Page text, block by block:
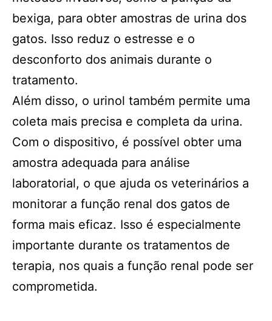
bexiga, para obter amostras de urina dos
gatos. Isso reduz o estresse e o
desconforto dos animais durante o
tratamento.
Além disso, o urinol também permite uma
coleta mais precisa e completa da urina.
Com o dispositivo, é possível obter uma
amostra adequada para análise
laboratorial, o que ajuda os veterinários a
monitorar a função renal dos gatos de
forma mais eficaz. Isso é especialmente
importante durante os tratamentos de
terapia, nos quais a função renal pode ser
comprometida.